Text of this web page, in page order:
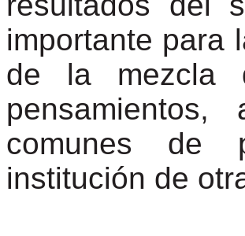
importante para
de la mezcla
comunes de
institución de